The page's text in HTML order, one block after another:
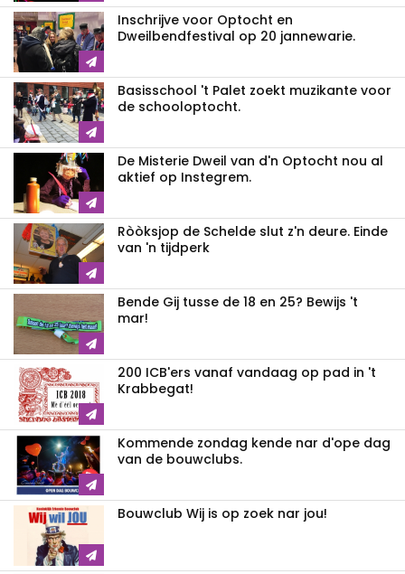
Inschrijve voor Optocht en
Dweilbendfestival op 20 jannewarie.
Basisschool 't Palet zoekt muzikante voor
de schooloptocht.
De Misterie Dweil van d'n Optocht nou al
aktief op Instegrem.
Ròòksjop de Schelde slut z'n deure. Einde
van 'n tijdperk
Bende Gij tusse de 18 en 25? Bewijs 't
mar!
200 ICB'ers vanaf vandaag op pad in 't
Krabbegat!
Kommende zondag kende nar d'ope dag
van de bouwclubs.
Bouwclub Wij is op zoek nar jou!